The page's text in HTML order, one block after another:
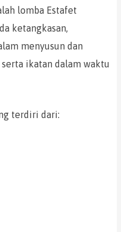
lomba Estafet
ketangkasan,
menyusun dan
ikatan dalam waktu
terdiri dari: